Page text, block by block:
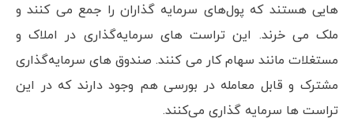
هایی هستند که پول‌های سرمایه گذاران را جمع می کنند و
ملک می خرند. این تراست های سرمایه‌گذاری در املاک و
مستغلات مانند سهام کار می کنند. صندوق های سرمایه‌گذاری
مشترک و قابل معامله در بورسی هم وجود دارند که در این
تراست ها سرمایه گذاری می‌کنند.